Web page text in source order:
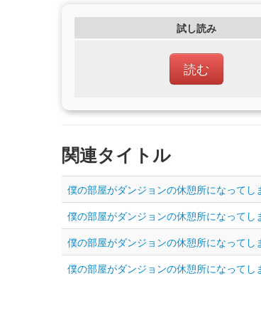
試し読み
読む
関連タイトル
僕の部屋がダンジョンの休憩所になってし
僕の部屋がダンジョンの休憩所になって
僕の部屋がダンジョンの休憩所になってし
僕の部屋がダンジョンの休憩所になって